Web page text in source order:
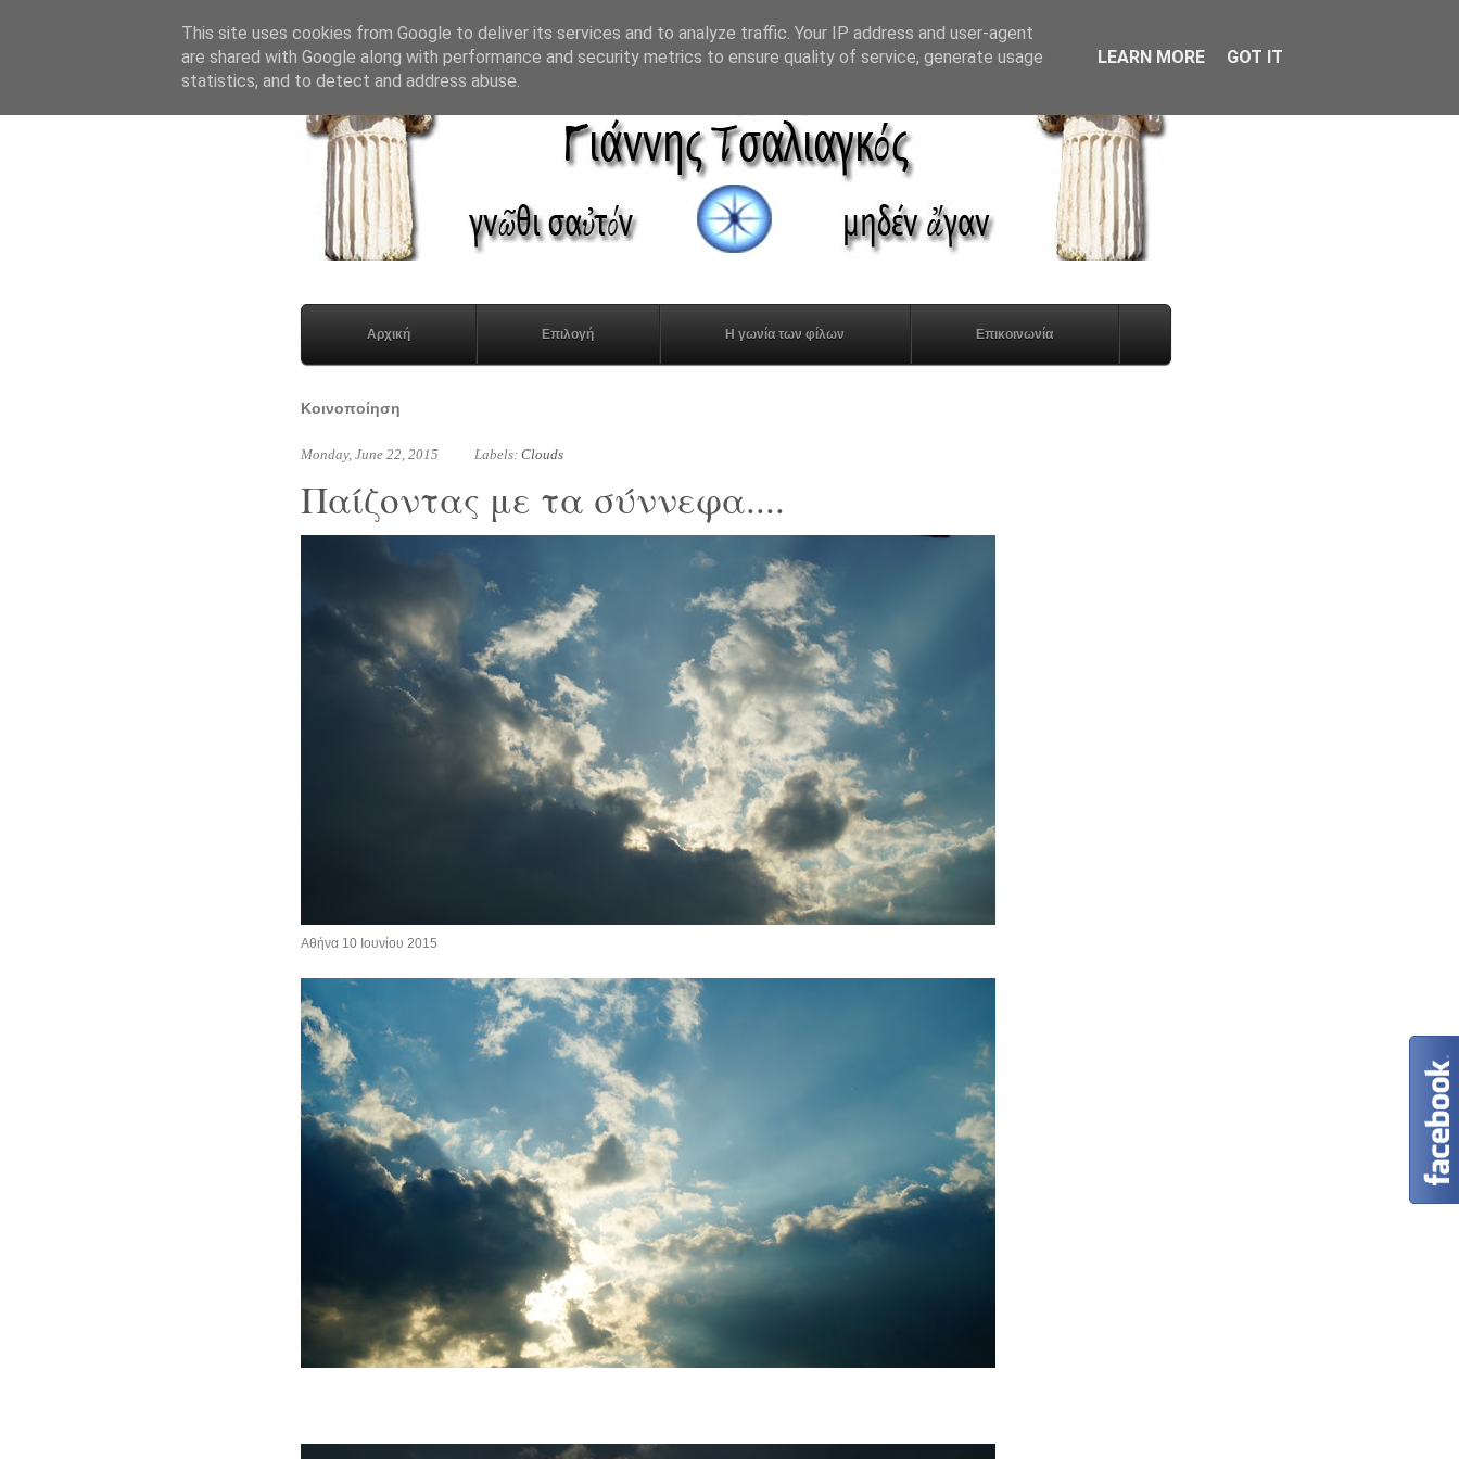
Αρχική Επιλογή Η γωνία των φίλων Επικοινωνία
Κοινοποίηση
Monday, June 22, 2015 Labels: Clouds
Παίζοντας με τα σύννεφα....
Αθήνα 10 Ιουνίου 2015
This site uses cookies from Google to deliver its services and to analyze traffic. Your IP address and user-agent
are shared with Google along with performance and security metrics to ensure quality of service, generate usage
statistics, and to detect and address abuse.
LEARN MORE GOT IT